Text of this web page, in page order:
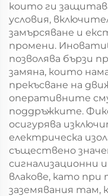
които ги
условия,
замърсяване и
промени.
позволява бързи
замяна, които
прекъсване на
оперативните
поддръжките.
осигурява
електрическа
съществено
сигнализационни
влакове, като при
заземявания там,